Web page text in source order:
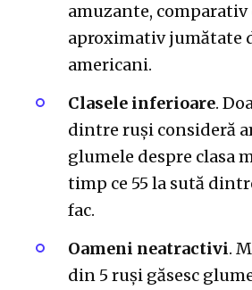
amuzante, comparativ
aproximativ jumătate
americani.
Clasele inferioare.
dintre ruși consideră
glumele despre clasa
timp ce 55 la sută
fac.
Oameni neatractivi.
din 5 ruși găsesc